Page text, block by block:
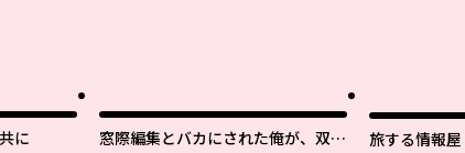
に
窓際編集とバカにされた俺が、双子
旅する情報屋